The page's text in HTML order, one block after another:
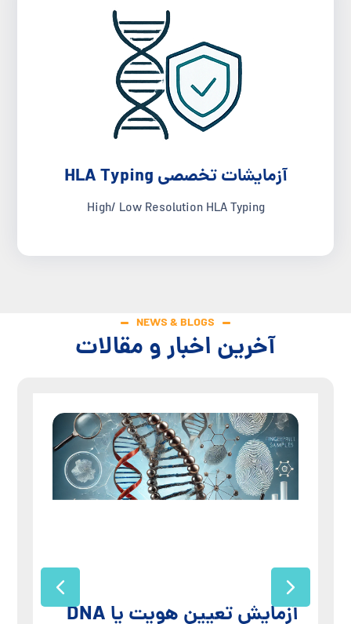
آزمایشات تخصصی HLA Typing
High/ Low Resolution HLA Typing
NEWS & BLOGS
آخرین اخبار و مقالات
آزمایش تعیین هویت یا DNA